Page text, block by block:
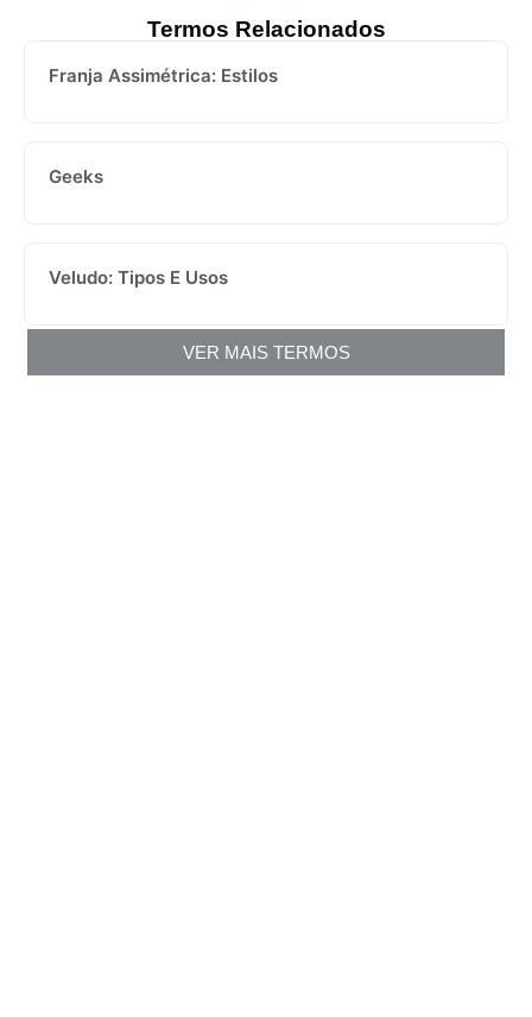
Termos Relacionados
Franja Assimétrica: Estilos
Geeks
Veludo: Tipos E Usos
VER MAIS TERMOS